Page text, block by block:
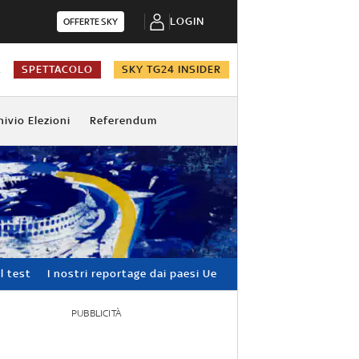
OFFERTE SKY LOGIN
SPETTACOLO SKY TG24 INSIDER
Elezioni Referendum
test I nostri reportage dai paesi Ue
PUBBLICITÀ